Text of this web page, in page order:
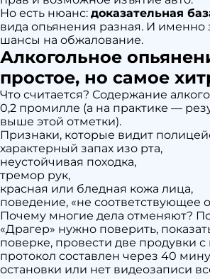
Но есть нюанс: доказательная
вида опьянения разная. И именно
шансы на обжалование.
Алкогольное
простое, но самое
Что считается? Содержание
0,2 промилле (а на практике —
выше этой отметки).
Признаки, которые видит
характерный запах изо рта,
неустойчивая походка,
тремор рук,
красная или бледная кожа лица,
поведение, «не соответствующее
Почему многие дела отменяют?
«Драгер» нужно поверить,
поверке, провести две продувки
протокол составлен через 40
остановки или нет видеозаписи